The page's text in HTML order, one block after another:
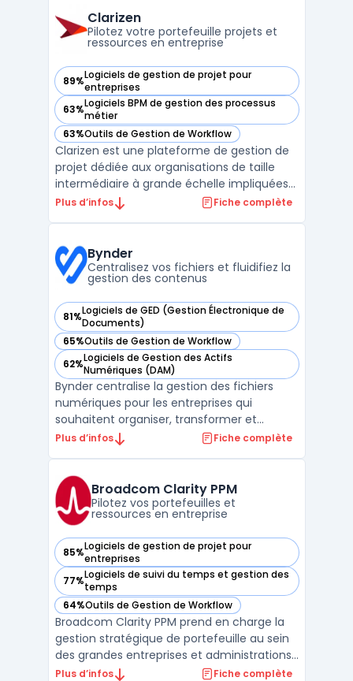
entreprises confrontées à la multiplication
des données et à la n ...
Clarizen
Pilotez votre portefeuille projets et
ressources en entreprise
89%Logiciels de gestion de projet pour
entreprises
— voir Clarizen dans cette catégorie
63%Logiciels BPM de gestion des processus
métier
— voir Clarizen dans cette catégorie
63%Outils de Gestion de Workflow
— voir Clarizen dans cette catégorie
Clarizen est une plateforme de gestion de
projet dédiée aux organisations de taille
intermédiaire à grande échelle impliquées
dans la coordination de portefeuilles
des ressources et la visibilité sur l’état
d’avancement ...
Plus d’infos Fiche complète
Bynder
Centralisez vos fichiers et fluidifiez la
gestion des contenus
81%Logiciels de GED (Gestion Électronique de
Documents)
— voir Bynder dans cette catégorie
65%Outils de Gestion de Workflow
— voir Bynder dans cette catégorie
62%Logiciels de Gestion des Actifs
Numériques (DAM)
— voir Bynder dans cette catégorie
Bynder centralise la gestion des fichiers
numériques pour les entreprises qui
souhaitent organiser, transformer et
diffuser rapidement leurs contenus à
des plateformes et des intervenants
complexifie la gestion des actifs ...
Plus d’infos Fiche complète
Broadcom Clarity PPM
Pilotez vos portefeuilles et
ressources en entreprise
85%Logiciels de gestion de projet pour
entreprises
— voir Broadcom Clarity PPM dans cette catégorie
77%Logiciels de suivi du temps et gestion des
temps
— voir Broadcom Clarity PPM dans cette catégorie
64%Outils de Gestion de Workflow
— voir Broadcom Clarity PPM dans cette catégorie
Broadcom Clarity PPM prend en charge la
gestion stratégique de portefeuille au sein
des grandes entreprises et administrations
publiques. Le logiciel s’adresse aux équipes
Plus d’infos Fiche complète